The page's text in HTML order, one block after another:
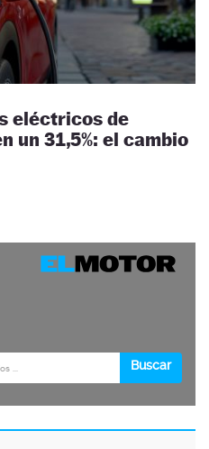
eléctricos de
un 31,5%: el cambio